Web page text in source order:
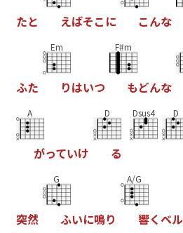
たと えばそこ に こんな
ふた
Em
りはいつ
F#m
もどんな
A
がっていけ
D
る
Dsus4 D
突然
G
ふいに鳴り
A/G
響くベル